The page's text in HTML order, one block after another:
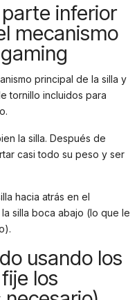
inferior
mecanismo
principal de la silla y
tornillo incluidos para
la silla. Después de
casi todo su peso y ser
hacia atrás en el
silla boca abajo (lo que le
usando los
los